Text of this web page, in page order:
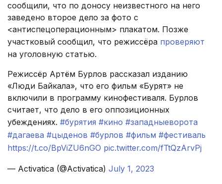
сообщили, что по доносу неизвестного на него
заведено второе дело за фото с
<антиспецоперационным> плакатом. Позже
участковый сообщил, что режиссёра проверяют
на уголовную статью.
Режиссёр Артём Бурлов рассказал изданию
«Люди Байкала», что его фильм «Бурят» не
включили в программу кинофестиваля. Бурлов
считает, что дело в его оппозиционных
убеждениях. #бурятия #кино #западныеворота
#дагаева #цыденов #бурлов #фильм #фестиваль
https://t.co/BpViZU6nGO pic.twitter.com/fTtQzArvPj
— Activatica (@Activatica) July 1, 2023